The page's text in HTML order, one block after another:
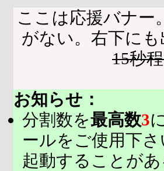
ここは応援バナー
がない。右下に
15秒
お知らせ：
分割数を最高数3
ールをご使用下
起動することが